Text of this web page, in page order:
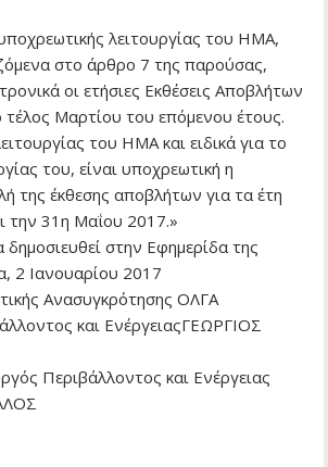
λειτουργίας του ΗΜΑ,
στο άρθρο 7 της παρούσας,
οι ετήσιες Εκθέσεις Αποβλήτων
τέλος Μαρτίου του επόμενου έτους.
του ΗΜΑ και ειδικά για το
του, είναι υποχρεωτική η
της έκθεσης αποβλήτων για τα έτη
την 31η Μαΐου 2017.»
στην Εφημερίδα της
2 Ιανουαρίου 2017
Ανασυγκρότησης ΟΛΓΑ
και ΕνέργειαςΓΕΩΡΓΙΟΣ
Περιβάλλοντος και Ενέργειας